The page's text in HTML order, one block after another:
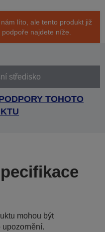
líto, ale tento produkt již
najdete níže.
středisko
TOHOTO
mohou být
upozornění.